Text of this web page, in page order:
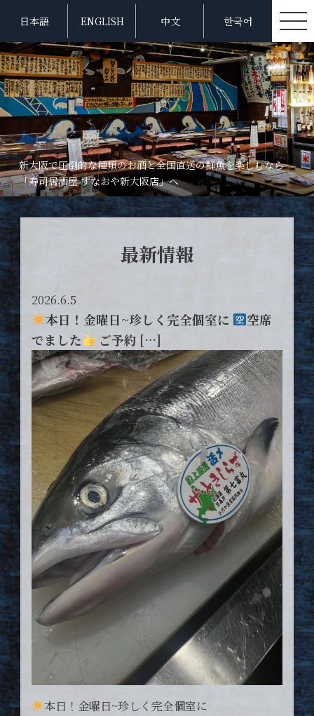
日本語 ENGLISH 中文 한국어
新大阪で圧倒的な種類のお酒と全国直送の鮮魚を楽しむなら
「寿司居酒屋 すなおや新大阪店」へ
最新情報
2026.6.5
本日！金曜日~珍しく完全個室に
空席
でました
ご予約 […]
本日！金曜日~珍しく完全個室に